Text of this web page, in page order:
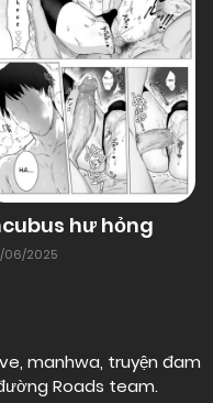
hư hỏng
06/2025
manhwa, truyện đam
Roads team.